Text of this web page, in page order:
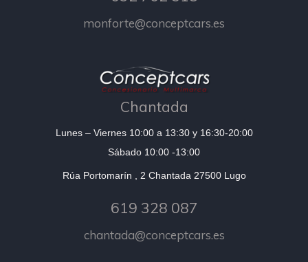
monforte@conceptcars.es
Chantada
Lunes – Viernes 10:00 a 13:30 y 16:30-20:00
Sábado 10:00 -13:00
Rúa Portomarín , 2 Chantada 27500 Lugo
619 328 087
chantada@conceptcars.es